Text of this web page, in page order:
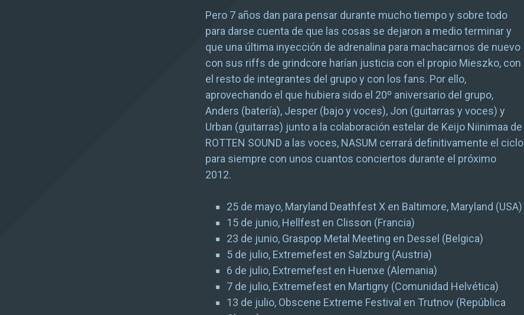
Pero 7 años dan para pensar durante mucho tiempo y sobre todo
para darse cuenta de que las cosas se dejaron a medio terminar y
que una última inyección de adrenalina para machacarnos de nuevo
con sus riffs de grindcore harían justicia con el propio Mieszko, con
el resto de integrantes del grupo y con los fans. Por ello,
aprovechando el que hubiera sido el 20º aniversario del grupo,
Anders (batería), Jesper (bajo y voces), Jon (guitarras y voces) y
Urban (guitarras) junto a la colaboración estelar de Keijo Niinimaa de
ROTTEN SOUND a las voces, NASUM cerrará definitivamente el ciclo
para siempre con unos cuantos conciertos durante el próximo
2012.
25 de mayo, Maryland Deathfest X en Baltimore, Maryland (USA)
15 de junio, Hellfest en Clisson (Francia)
23 de junio, Graspop Metal Meeting en Dessel (Belgica)
5 de julio, Extremefest en Salzburg (Austria)
6 de julio, Extremefest en Huenxe (Alemania)
7 de julio, Extremefest en Martigny (Comunidad Helvética)
13 de julio, Obscene Extreme Festival en Trutnov (República